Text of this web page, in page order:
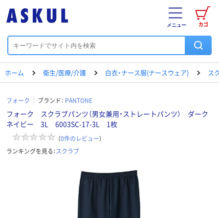
カゴ
メニュー
ホーム 衛生/医療/介護 白衣・ナース服(ナースウェア) ス
フォーク ブランド： PANTONE
フォーク スクラブパンツ（男女兼用・ストレートパンツ） ダーク
ネイビー 3L 6003SC-17-3L 1枚
（0件のレビュー）
ランキングを見る：スクラブ